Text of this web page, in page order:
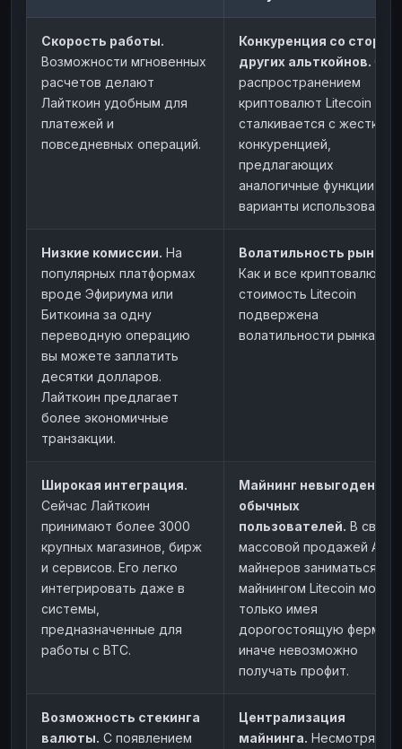
Скорость работы.
Возможности мгновенных
расчетов делают
Лайткоин удобным для
платежей и
повседневных операций.
Конкуренция со
других альткойнов. С
распространением
криптовалют Litecoin
сталкивается с жесткой
конкуренцией,
предлагающих
аналогичные функции и
варианты использования.
Низкие комиссии. На
популярных платформах
вроде Эфириума или
Биткоина за одну
переводную операцию
вы можете заплатить
десятки долларов.
Лайткоин предлагает
более экономичные
транзакции.
Волатильность рынка.
Как и все криптовалюты,
стоимость Litecoin
подвержена
волатильности рынка.
Широкая интеграция.
Сейчас Лайткоин
принимают более 3000
крупных магазинов, бирж
и сервисов. Его легко
интегрировать даже в
системы,
предназначенные для
работы с BTC.
Майнинг невыгоден
обычных
пользователей. В связи
массовой продажей
майнеров заниматься
майнингом Litecoin можно
только имея
дорогостоящую ферму. А
иначе невозможно
получать профит.
Возможность стекинга
валюты. С появлением
Централизация
майнинга. Несмотря на